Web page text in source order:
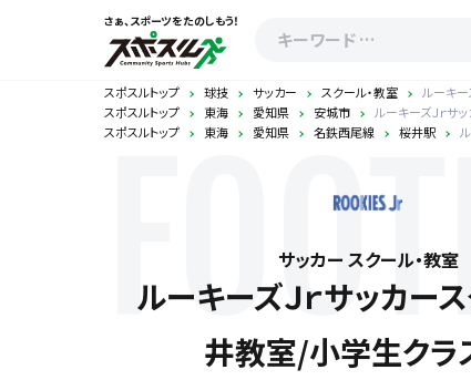
さぁ、スポーツをたのしもう！
スポスルトップ 球技 サッカー スクール・教室
ルーキー
スポスルトップ
東海 愛知県 安城市
ルーキーズＪｒサ
スポスルトップ
東海 愛知県 名鉄西尾線 桜井駅
サッカー スクール・教室
ルーキーズＪｒサッカー
井教室/小学生クラ